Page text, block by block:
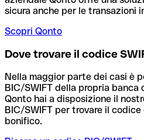
sicura anche per le transazioni
Scopri Qonto
Dove trovare il codice
Nella maggior parte dei casi è
BIC/SWIFT della propria banca
Qonto hai a disposizione il
BIC/SWIFT per trovare il
bonifico.